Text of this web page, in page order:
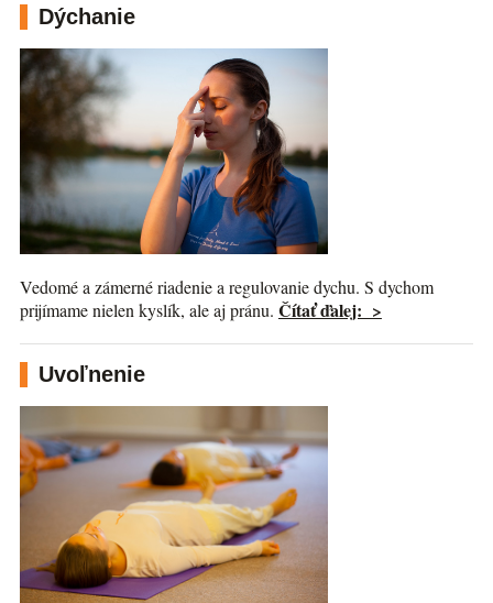
Dýchanie
Vedomé a zámerné riadenie a regulovanie dychu. S dychom
prijímame nielen kyslík, ale aj pránu. Čítať ďalej: >
Uvoľnenie